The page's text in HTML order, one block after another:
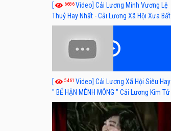
[ 6686Video] Cải Lương Minh Vương Lệ
Thuỷ Hay Nhất - Cải Lương Xã Hội Xưa Bất
Hủ
[ 5461 Video] Cải Lương Xã Hội Siêu Hay
" BỂ HẬN MÊNH MÔNG " Cải Lương Kim Tử
Long, Thanh Ngân Hay Nhất